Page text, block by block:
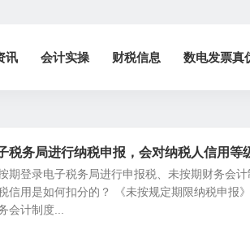
讯 会计实操 财税信息 数电发票真
税务局进行纳税申报，会对纳税人信用等
期登录电子税务局进行申报税、未按期财务会
信用是如何扣分的？ 《未按规定期限纳税申报
会计制度...